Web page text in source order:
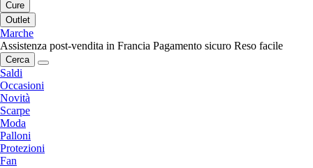
Cure
Outlet
Marche
Assistenza post-vendita in Francia Pagamento sicuro Reso facile
Cerca
Saldi
Occasioni
Novità
Scarpe
Moda
Palloni
Protezioni
Fan